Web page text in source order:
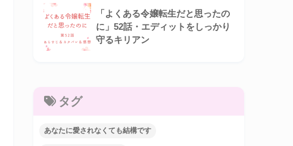
「よくある令嬢転生だと思ったの
に」52話・エディットをしっかり
守るキリアン
タグ
あなたに愛されなくても結構です